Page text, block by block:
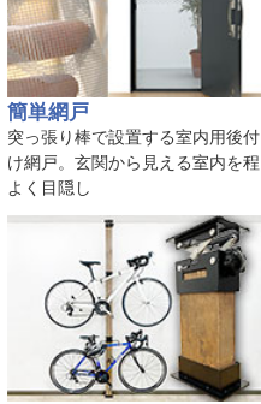
簡単網戸
突っ張り棒で設置する室内用後付
け網戸。玄関から見える室内を程
よく目隠し